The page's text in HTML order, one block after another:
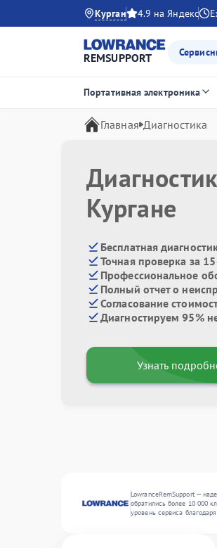
Курган 4.9 на Яндекс
REMSUPPORT
Портативная электроника
Главная Диагностика
Кургане
Бесплатная
Точная проверка за
Профессиональное
Полный отчет о
Согласование
Диагностируем 95%
Узнать
LowranceRemSupport —
обратились более 10 000
уровень сервиса